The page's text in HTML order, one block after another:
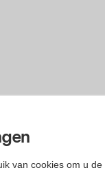
van cookies om u